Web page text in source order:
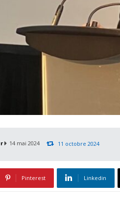
14 mai 2024 11 octobre 2024
Pinterest Linkedin